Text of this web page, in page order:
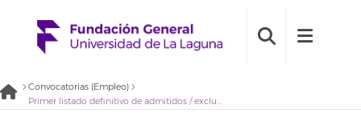
Convocatorias (Empleo)
Primer listado definitivo de admitidos / excluídos. Bolsa de empleo de personal para participar en proyectos sociales y/o investigación de desarrollo comunitario y/o intervención comunitaria de la Fundación General Universidad de La Laguna – Perfil Técnico 2020BDE023